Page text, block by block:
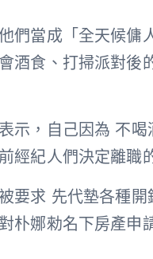
們當成「全天候傭
酒食、打掃派對後
示，自己因為 不
經紀人們決定離職
要求 先代墊各種
朴娜勑名下房產申